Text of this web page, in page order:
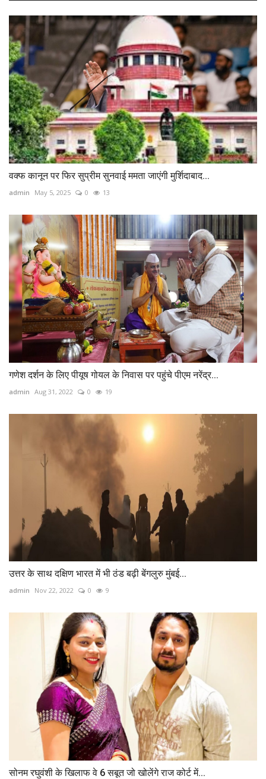
वक्फ कानून पर फिर सुप्रीम सुनवाई ममता जाएंगी मुर्शिदाबाद...
admin May 5, 2025 0 13
गणेश दर्शन के लिए पीयूष गोयल के निवास पर पहुंचे पीएम नरेंद्र...
admin Aug 31, 2022 0 19
उत्तर के साथ दक्षिण भारत में भी ठंड बढ़ी बेंगलुरु मुंबई...
admin Nov 22, 2022 0 9
सोनम रघुवंशी के खिलाफ वे 6 सबूत जो खोलेंगे राज कोर्ट में...